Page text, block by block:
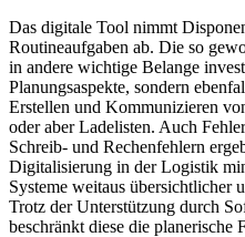
Das digitale Tool nimmt
Routineaufgaben ab. Die so
in andere wichtige Belange
Planungsaspekte, sondern
Erstellen und Kommunizieren
oder aber Ladelisten. Auch
Schreib- und Rechenfehlern
Digitalisierung in der Logistik
Systeme weitaus übersichtlicher
Trotz der Unterstützung durch
beschränkt diese die planerische